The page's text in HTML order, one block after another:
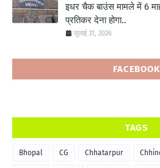
इधर चैक बाउंस मामले में 6
प्रतिकर देना होगा..
जुलाई 31, 2026
FACEBOOK
TAGS
Bhopal CG Chhatarpur